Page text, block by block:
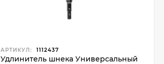
АРТИКУЛ: 1112437
Удлинитель шнека Универсальный